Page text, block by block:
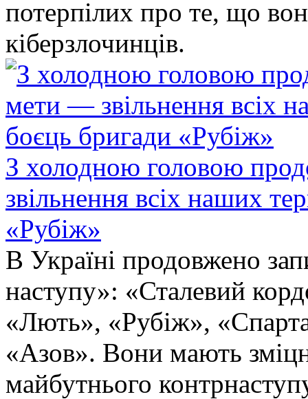
потерпілих про те, що
кіберзлочинців.
З холодною головою
звільнення всіх наших
«Рубіж»
В Україні продовжено
наступу»: «Сталевий
«Лють», «Рубіж»,
«Азов». Вони мають
майбутнього